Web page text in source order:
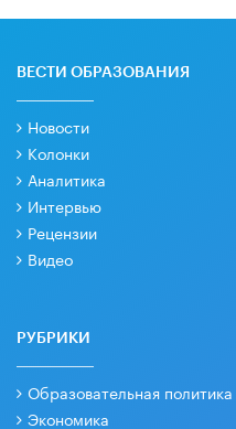
ВЕСТИ ОБРАЗОВАНИЯ
Новости
Колонки
Аналитика
Интервью
Рецензии
Видео
РУБРИКИ
Образовательная политика
Экономика